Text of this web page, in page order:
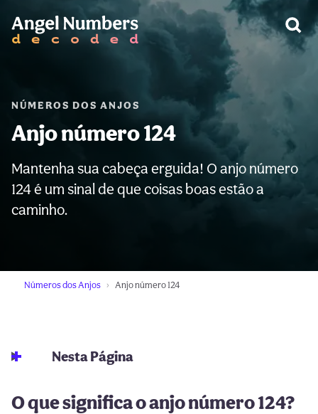
NÚMEROS DOS ANJOS
Anjo número 124
Mantenha sua cabeça erguida! O anjo número
124 é um sinal de que coisas boas estão a
caminho.
Números dos Anjos Anjo número 124
Nesta Página
O que significa o anjo número 124?
AVISO: